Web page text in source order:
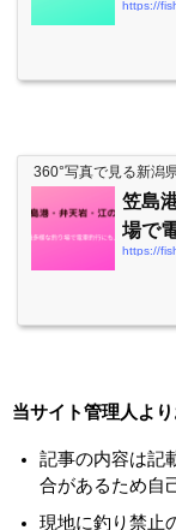
360°写真で見る新潟
笠島
場で
当サイト管理人よ
記事の内容は記
合があるため自
現地に釣り禁止